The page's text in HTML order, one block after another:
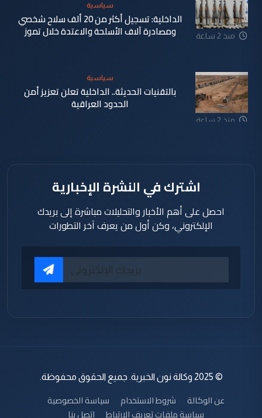
منذ 2 ساعة
سياسية
الداخلية: تسجيل أكثر من 20 ألف سلاح شخصي
ومصادرة آلاف الأسلحة والاعتدة خلال تموز
منذ 2 ساعة
سياسية
بالتقنيات الحديثة.. الداخلية تعلن تعزيز أمن
الحدود العراقية
اشترك في النشرة الإخبارية
احصل على أهم الأخبار والتحليلات مباشرة إلى بريدك
الإلكتروني، وكن أول من يعرف آخر التطورات
© 2025 وكالة نون الخبرية. جميع الحقوق محفوظة.
عن الوكالة شروط الاستخدام
سياسة الخصوصية
سياسة ملفات تعريف الارتباط
اتصل بنا